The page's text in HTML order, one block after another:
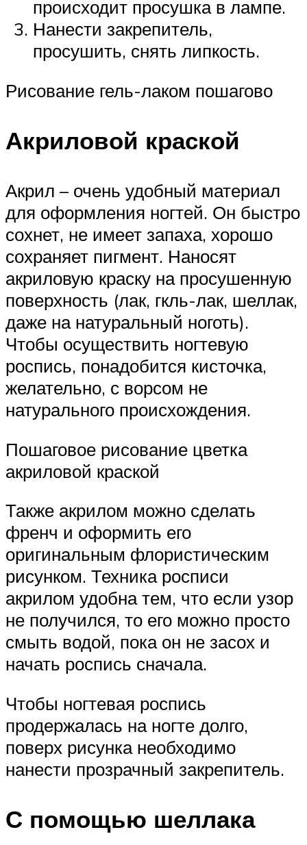
происходит просушка в лампе.
Нанести закрепитель,
просушить, снять липкость.
Рисование гель-лаком пошагово
Акриловой краской
Акрил – очень удобный материал
для оформления ногтей. Он быстро
сохнет, не имеет запаха, хорошо
сохраняет пигмент. Наносят
акриловую краску на просушенную
поверхность (лак, гкль-лак, шеллак,
даже на натуральный ноготь).
Чтобы осуществить ногтевую
роспись, понадобится кисточка,
желательно, с ворсом не
натурального происхождения.
Пошаговое рисование цветка
акриловой краской
Также акрилом можно сделать
френч и оформить его
оригинальным флористическим
рисунком. Техника росписи
акрилом удобна тем, что если узор
не получился, то его можно просто
смыть водой, пока он не засох и
начать роспись сначала.
Чтобы ногтевая роспись
продержалась на ногте долго,
поверх рисунка необходимо
нанести прозрачный закрепитель.
С помощью шеллака